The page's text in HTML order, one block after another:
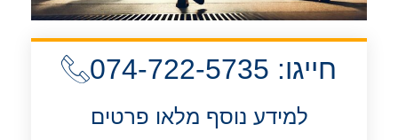
חייגו: 074-722-5735
למידע נוסף מלאו פרטים